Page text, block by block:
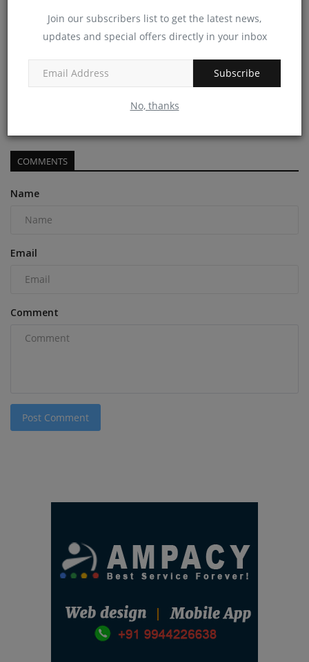
Join our subscribers list to get the latest news,
updates and special offers directly in your inbox
Subscribe
No, thanks
COMMENTS
Name
Email
Comment
Post Comment